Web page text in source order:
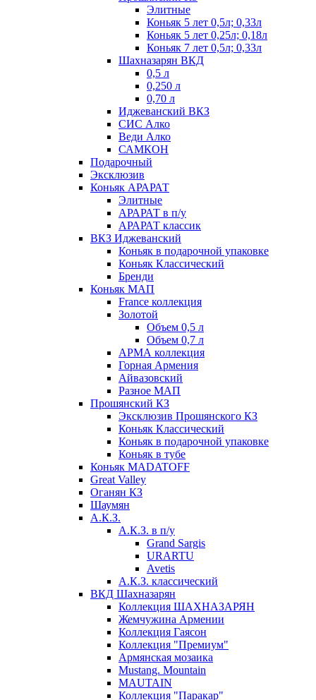
Элитные
Коньяк 5 лет 0,5л; 0,33л
Коньяк 5 лет 0,25л; 0,18л
Коньяк 7 лет 0,5л; 0,33л
Шахназарян ВКД
0,5 л
0,250 л
0,70 л
Иджеванский ВКЗ
СИС Алко
Веди Алко
САМКОН
Подарочный
Эксклюзив
Коньяк АРАРАТ
Элитные
АРАРАТ в п/у
АРАРАТ классик
ВКЗ Иджеванский
Коньяк в подарочной упаковке
Коньяк Классический
Бренди
Коньяк МАП
France коллекция
Золотой
Объем 0,5 л
Объем 0,7 л
АРМА коллекция
Горная Армения
Айвазовский
Разное МАП
Прошянский КЗ
Эксклюзив Прошянского КЗ
Коньяк Классический
Коньяк в подарочной упаковке
Коньяк в тубе
Коньяк MADATOFF
Great Valley
Оганян КЗ
Шаумян
А.К.З.
А.К.З. в п/у
Grand Sargis
URARTU
Avetis
А.К.З. классический
ВКД Шахназарян
Коллекция ШАХНАЗАРЯН
Жемчужина Армении
Коллекция Гаясон
Коллекция "Премиум"
Армянская мозаика
Mustang. Mountain
MAUTAIN
Коллекция "Паракар"